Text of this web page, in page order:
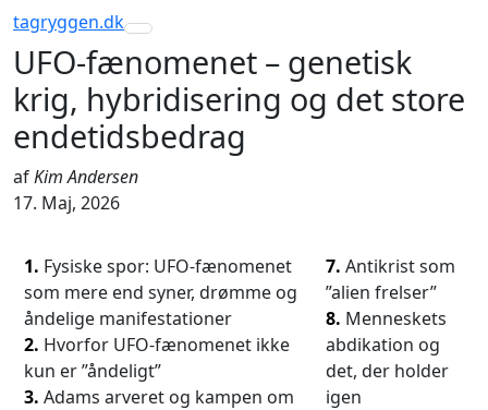
tagryggen.dk
Toggle navigation
UFO-fænomenet – genetisk
krig, hybridisering og det store
endetidsbedrag
afKim Andersen
17. Maj, 2026
1. Fysiske spor: UFO-fænomenet
som mere end syner, drømme og
åndelige manifestationer
2. Hvorfor UFO-fænomenet ikke
kun er ”åndeligt”
3. Adams arveret og kampen om
7. Antikrist som
”alien frelser”
8. Menneskets
abdikation og
det, der holder
igen